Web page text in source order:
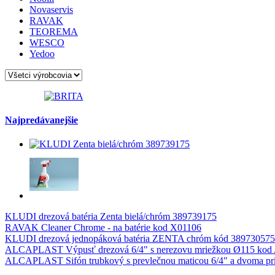
Novaservis
RAVAK
TEOREMA
WESCO
Yedoo
Najpredávanejšie
KLUDI drezová batéria Zenta bielá/chróm 389739175
RAVAK Cleaner Chrome - na batérie kod X01106
KLUDI drezová jednopáková batéria ZENTA chróm kód 389730575
ALCAPLAST Výpusť drezová 6/4" s nerezovu mriežkou Ø115 kod
ALCAPLAST Sifón trubkový s prevlečnou maticou 6/4" a dvoma